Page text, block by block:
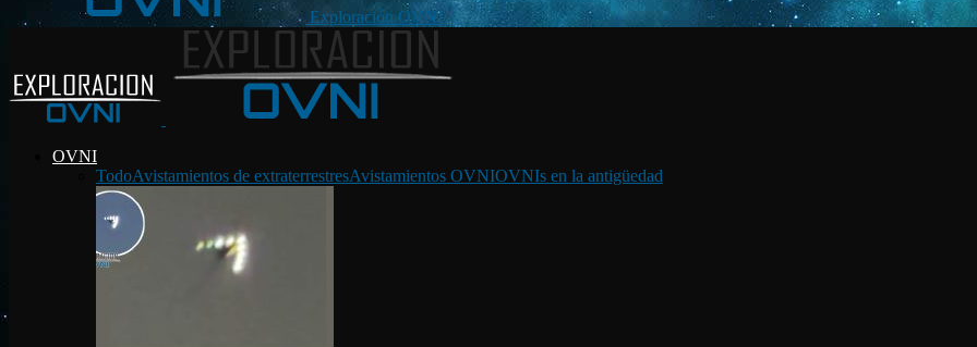
Exploración OVNI
OVNI
TodoAvistamientos de extraterrestresAvistamientos OVNIOVNIs en la antigüedad